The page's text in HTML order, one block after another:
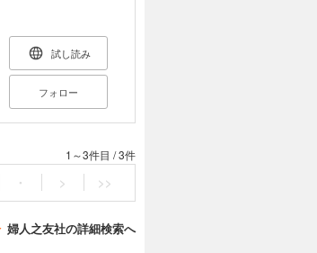
試し読み
フォロー
1～3件目 /3件
・ > >>
婦人之友社の詳細検索へ